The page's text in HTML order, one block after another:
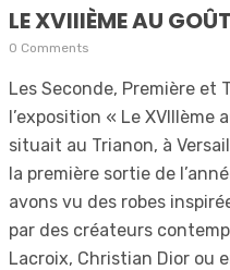
LE XVIIIÈME AU
0 Comments
Les Seconde, Première et
l’exposition « Le XVIIIème
situait au Trianon, à
la première sortie de
avons vu des robes
par des créateurs
Lacroix, Christian Dior ou